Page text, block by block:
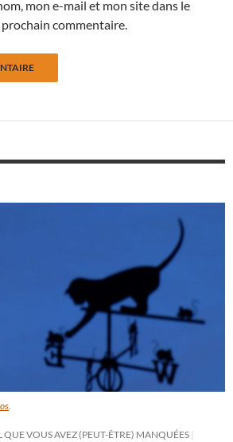
mon e-mail et mon site dans le
commentaire.
.
QUE VOUS AVEZ (PEUT-ÊTRE) MANQUÉES